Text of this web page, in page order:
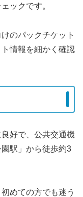
ックです。
のパックチケット
情報を細かく確認
好で、公共交通機
駅」から徒歩約3
めての方でも迷う